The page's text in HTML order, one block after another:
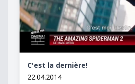
C'est la dernière!
22.04.2014